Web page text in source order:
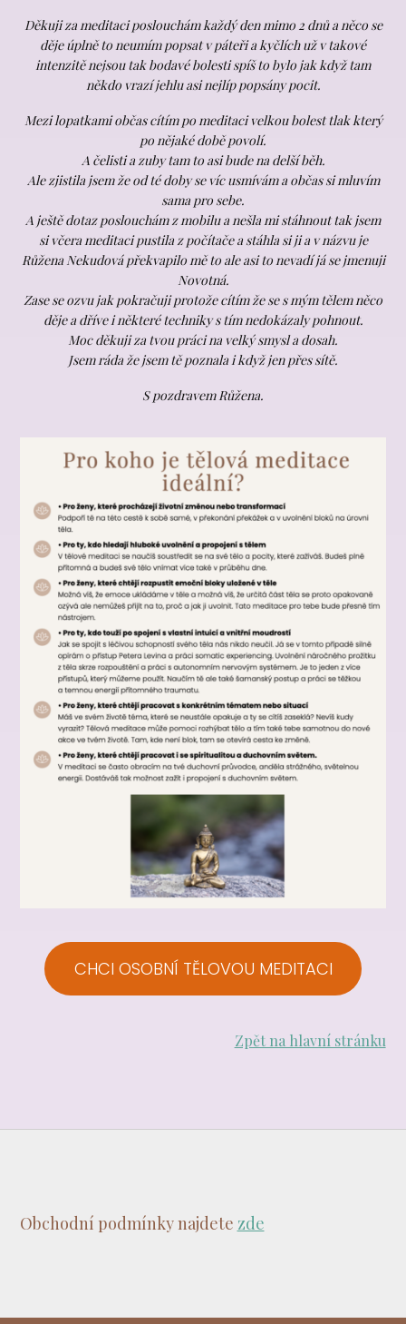
Děkuji za meditaci poslouchám každý den mimo 2 dnů a něco se
děje úplně to neumím popsat v páteři a kyčlích už v takové
intenzitě nejsou tak bodavé bolesti spíš to bylo jak když tam
někdo vrazí jehlu asi nejlíp popsány pocit.
Mezi lopatkami občas cítím po meditaci velkou bolest tlak který
po nějaké době povolí.
A čelisti a zuby tam to asi bude na delší běh.
Ale zjistila jsem že od té doby se víc usmívám a občas si mluvím
sama pro sebe.
A ještě dotaz poslouchám z mobilu a nešla mi stáhnout tak jsem
si včera meditaci pustila z počítače a stáhla si ji a v názvu je
Růžena Nekudová překvapilo mě to ale asi to nevadí já se jmenuji
Novotná.
Zase se ozvu jak pokračuji protože cítím že se s mým tělem něco
děje a dříve i některé techniky s tím nedokázaly pohnout.
Moc děkuji za tvou práci na velký smysl a dosah.
Jsem ráda že jsem tě poznala i když jen přes sítě.
S pozdravem Růžena.
CHCI OSOBNÍ TĚLOVOU MEDITACI
Zpět na hlavní stránku
Obchodní podmínky najdete zde